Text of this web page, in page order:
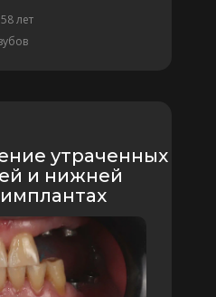
лет
утраченных
и нижней